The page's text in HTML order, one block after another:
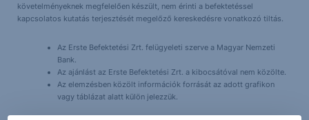
követelményeknek megfelelően készült, nem érinti a befektetéssel
kapcsolatos kutatás terjesztését megelőző kereskedésre vonatkozó tiltás.
Az Erste Befektetési Zrt. felügyeleti szerve a Magyar Nemzeti
Bank.
Az ajánlást az Erste Befektetési Zrt. a kibocsátóval nem közölte.
Az elemzésben közölt információk forrását az adott grafikon
vagy táblázat alatt külön jelezzük.